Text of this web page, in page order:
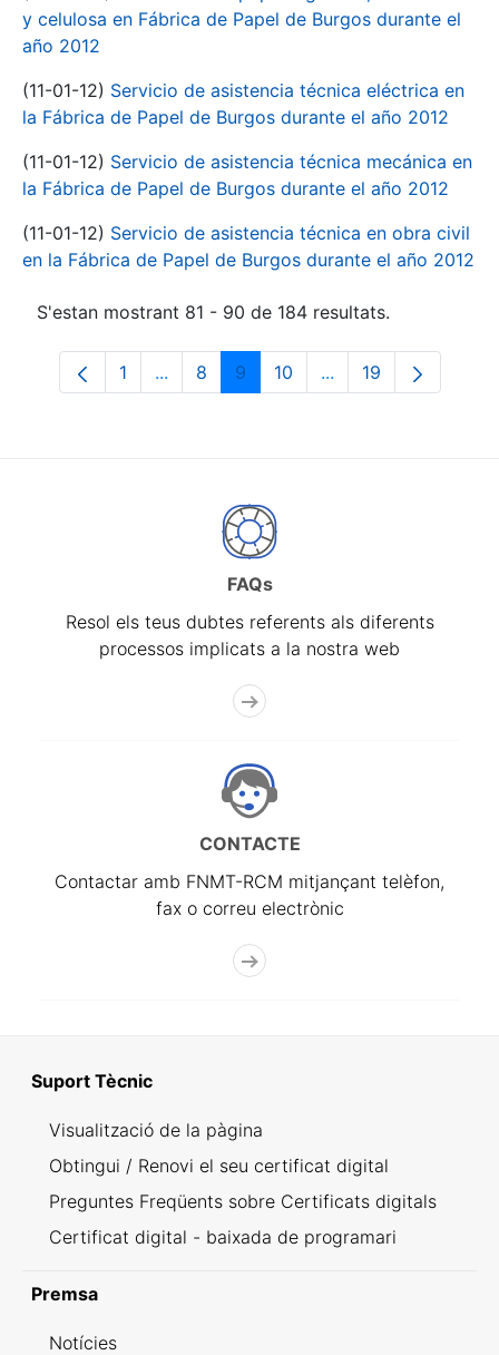
y celulosa en Fábrica de Papel de Burgos durante el
año 2012
(11-01-12) Servicio de asistencia técnica eléctrica en
la Fábrica de Papel de Burgos durante el año 2012
(11-01-12) Servicio de asistencia técnica mecánica en
la Fábrica de Papel de Burgos durante el año 2012
(11-01-12) Servicio de asistencia técnica en obra civil
en la Fábrica de Papel de Burgos durante el año 2012
S'estan mostrant 81 - 90 de 184 resultats.
Pàgina
1 ...Pàgines intermèdies Utilitzeu TAB per
Pàgina
8 Pàgina
9 Pàgina
10 ...PàginesPàgina
19
FAQs
Resol els teus dubtes referents als diferents
processos implicats a la nostra web
CONTACTE
Contactar amb FNMT-RCM mitjançant telèfon,
fax o correu electrònic
Suport Tècnic
Visualització de la pàgina
Obtingui / Renovi el seu certificat digital
Preguntes Freqüents sobre Certificats digitals
Certificat digital - baixada de programari
Premsa
Notícies